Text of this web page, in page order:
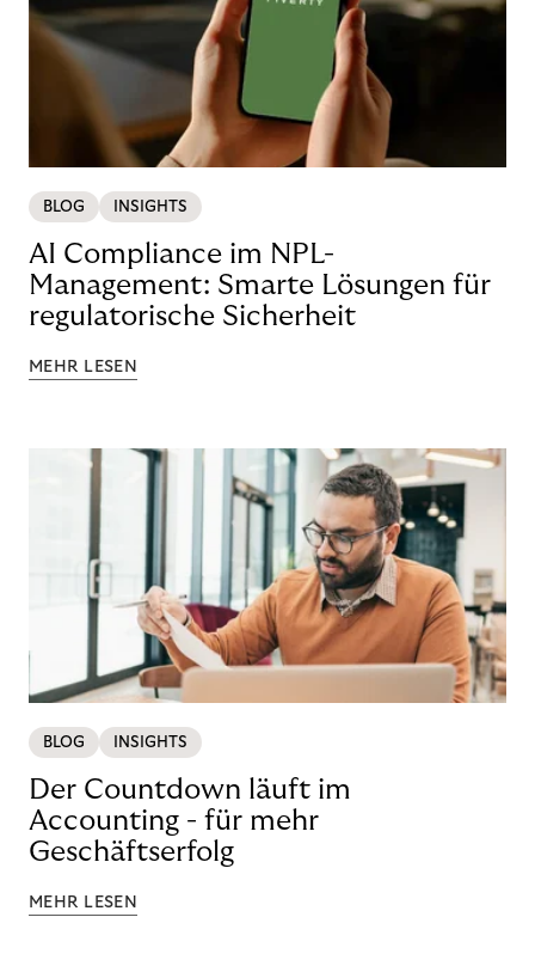
BLOG INSIGHTS
AI Compliance im NPL-
Management: Smarte Lösungen für
regulatorische Sicherheit
MEHR LESEN
BLOG INSIGHTS
Der Countdown läuft im
Accounting - für mehr
Geschäftserfolg
MEHR LESEN